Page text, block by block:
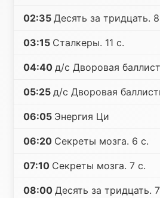
02:35 Десять за тридцать.
03:15 Сталкеры. 11 с.
04:40 д/с Дворовая
05:25 д/с Дворовая
06:05 Энергия Ци
06:20 Секреты мозга. 6 с.
07:10 Секреты мозга. 7 с.
08:00 Десять за тридцать.